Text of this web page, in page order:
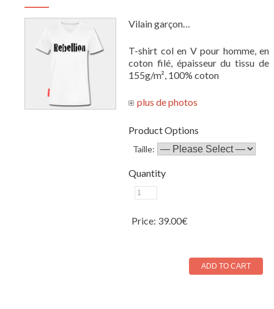
Vilain garçon…
T-shirt col en V pour homme, en
coton filé, épaisseur du tissu de
155g/m², 100% coton
Product Options
Taille:
Quantity
Price: 39.00€